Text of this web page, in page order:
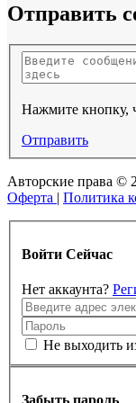
Отправить
Нажмите кнопку,
Отправить
Авторские права
Оферта | Политика
Войти Сейчас
Нет аккаунта?
Не выходить
Забыть пароль